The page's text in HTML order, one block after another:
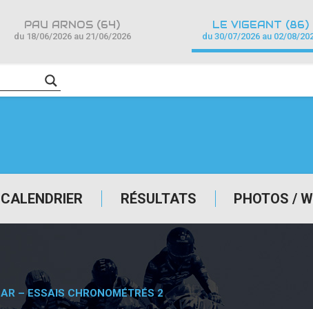
CALENDRIER RÉSULTATS PHOTOS /
PAU ARNOS (64)
du 18/06/2026 au 21/06/2026
LE VIGEANT (86)
du 30/07/2026 au 02/08/
– ESSAIS CHRONOMÉTRÉS 2